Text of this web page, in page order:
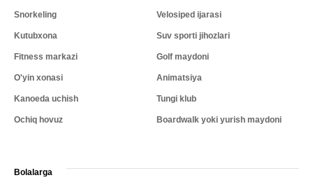
Snorkeling
Kutubxona
Fitness markazi
O'yin xonasi
Kanoeda uchish
Ochiq hovuz
Velosiped ijarasi
Suv sporti jihozlari
Golf maydoni
Animatsiya
Tungi klub
Boardwalk yoki yurish maydoni
Bolalarga